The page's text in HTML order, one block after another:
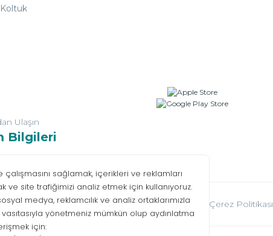
Ulaşın
Bilgileri
Bilgi Toplumu Hizmetleri KVKK Çerez Politikası